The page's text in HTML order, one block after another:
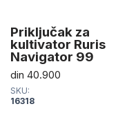
Priključak za
kultivator Ruris
Navigator 99
din 40.900
SKU:
16318